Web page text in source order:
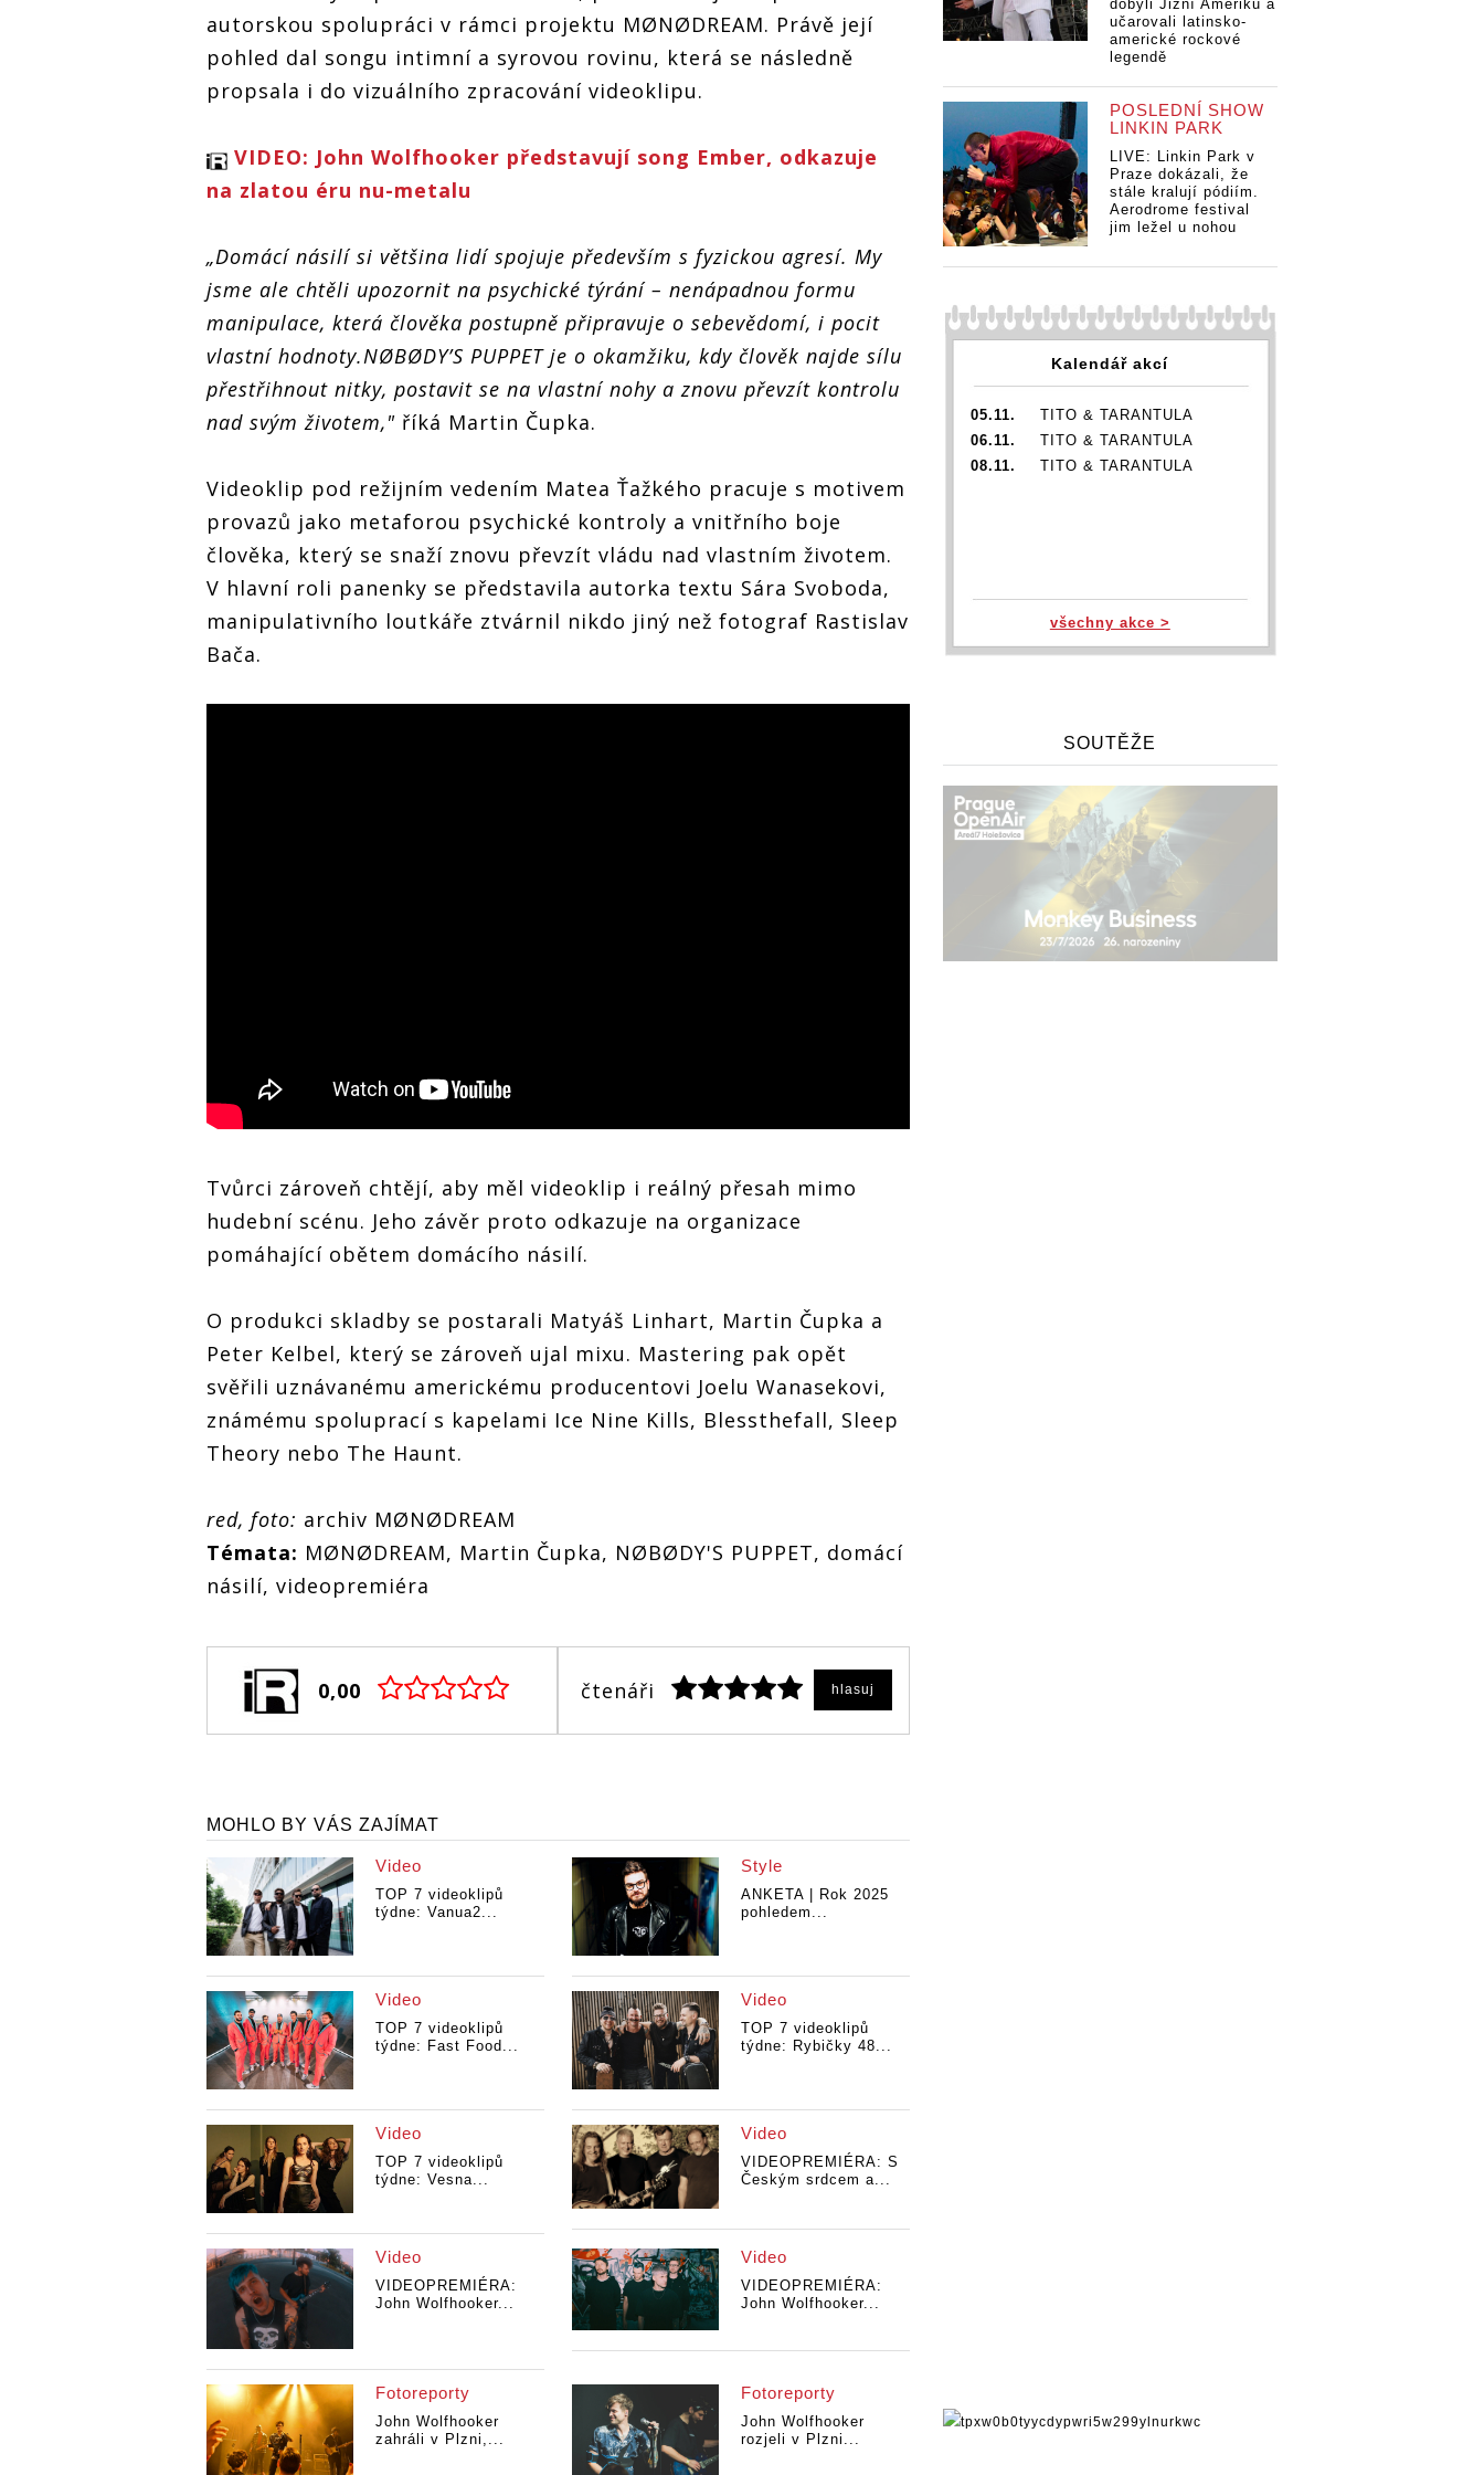
MØNØDREAM otevírá
téma neviditelných
forem domácího násilí
téma neviditelných
forem domácího násilí
MØNØDREAM otevírá
téma neviditelných
forem domácího násilí
téma neviditelných
forem domácího násilí
autorskou spolupráci v rámci projektu MØNØDREAM. Právě její
pohled dal songu intimní a syrovou rovinu, která se následně
propsala i do vizuálního zpracování videoklipu.
VIDEO: John Wolfhooker představují song Ember, odkazuje
na zlatou éru nu-metalu
„Domácí násilí si většina lidí spojuje především s fyzickou agresí. My
jsme ale chtěli upozornit na psychické týrání – nenápadnou formu
manipulace, která člověka postupně připravuje o sebevědomí, i pocit
vlastní hodnoty.NØBØDY’S PUPPET je o okamžiku, kdy člověk najde sílu
přestřihnout nitky, postavit se na vlastní nohy a znovu převzít kontrolu
nad svým životem," říká Martin Čupka.
Videoklip pod režijním vedením Matea Ťažkého pracuje s motivem
provazů jako metaforou psychické kontroly a vnitřního boje
člověka, který se snaží znovu převzít vládu nad vlastním životem.
V hlavní roli panenky se představila autorka textu Sára Svoboda,
manipulativního loutkáře ztvárnil nikdo jiný než fotograf Rastislav
Bača.
Tvůrci zároveň chtějí, aby měl videoklip i reálný přesah mimo
hudební scénu. Jeho závěr proto odkazuje na organizace
pomáhající obětem domácího násilí.
O produkci skladby se postarali Matyáš Linhart, Martin Čupka a
Peter Kelbel, který se zároveň ujal mixu. Mastering pak opět
svěřili uznávanému americkému producentovi Joelu Wanasekovi,
známému spoluprací s kapelami Ice Nine Kills, Blessthefall, Sleep
Theory nebo The Haunt.
red, foto: archiv MØNØDREAM
Témata: MØNØDREAM, Martin Čupka, NØBØDY'S PUPPET, domácí
násilí, videopremiéra
0,00 čtenáři hlasuj
MOHLO BY VÁS ZAJÍMAT
Video
TOP 7 videoklipů
týdne: Vanua2...
Style
ANKETA | Rok 2025
pohledem...
Video
TOP 7 videoklipů
týdne: Fast Food...
Video
TOP 7 videoklipů
týdne: Rybičky 48...
Video
TOP 7 videoklipů
týdne: Vesna...
Video
VIDEOPREMIÉRA: S
Českým srdcem a...
Video
VIDEOPREMIÉRA:
John Wolfhooker...
Video
VIDEOPREMIÉRA:
John Wolfhooker...
Fotoreporty
John Wolfhooker
zahráli v Plzni,...
Fotoreporty
John Wolfhooker
rozjeli v Plzni...
dobyli Jižní Ameriku a
učarovali latinsko-
americké rockové
legendě
POSLEDNÍ SHOW
LINKIN PARK
LIVE: Linkin Park v
Praze dokázali, že
stále kralují pódiím.
Aerodrome festival
jim ležel u nohou
Kalendář akcí
05.11.
TITO & TARANTULA
06.11.
TITO & TARANTULA
08.11.
TITO & TARANTULA
všechny akce >
SOUTĚŽE